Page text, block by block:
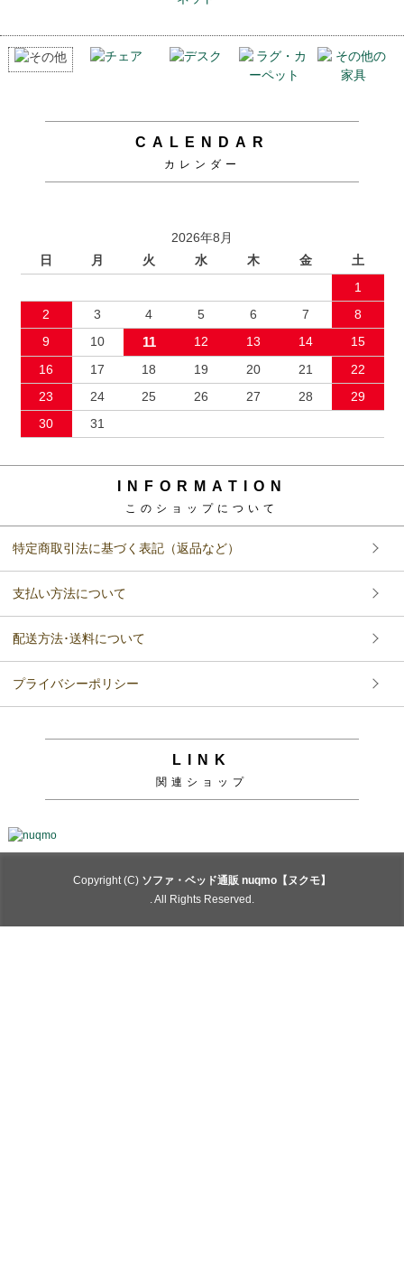
CALENDAR
カレンダー
2026年8月
日
月 火 水 木 金
土
1
2
3 4 5 6 7
8
9
10 11 12 13 14
15
16
17 18 19 20 21
22
23
24 25 26 27 28
29
30
31
INFORMATION
このショップについて
特定商取引法に基づく表記（返品など）
支払い方法について
配送方法･送料について
プライバシーポリシー
LINK
関連ショップ
Copyright (C) ソファ・ベッド通販 nuqmo【ヌクモ】
. All Rights Reserved.